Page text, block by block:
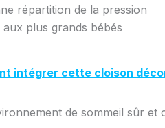
répartition de la pression
plus grands bébés
intégrer cette cloison
de sommeil sûr et